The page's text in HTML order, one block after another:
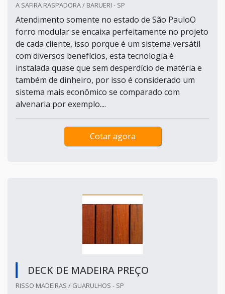
A SAFIRA RASPADORA / BARUERI - SP
Atendimento somente no estado de São PauloO
forro modular se encaixa perfeitamente no projeto
de cada cliente, isso porque é um sistema versátil
com diversos benefícios, esta tecnologia é
instalada quase que sem desperdício de matéria e
também de dinheiro, por isso é considerado um
sistema mais econômico se comparado com
alvenaria por exemplo....
Cotar agora
DECK DE MADEIRA PREÇO
RISSO MADEIRAS / GUARULHOS - SP